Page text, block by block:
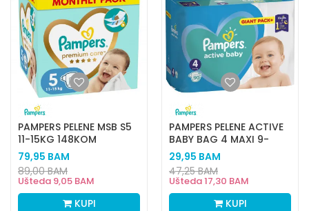
PAMPERS PELENE MSB S5
11-15KG 148KOM
79,95 BAM
Ušteda 9,05 BAM
89,00BAM
KUPI
PAMPERS PELENE ACTIVE
BABY BAG 4 MAXI 9-
14KG 90KOM
29,95 BAM
Ušteda17,30 BAM
47,25BAM
KUPI